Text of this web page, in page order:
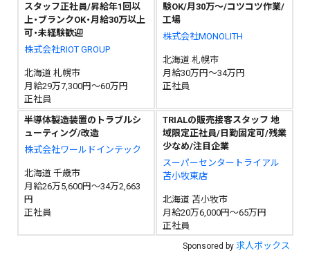
スタッフ正社員/昇給年1回以
上・ブランクOK・月給30万以上
可・未経験歓迎
株式会社RIOT GROUP
北海道 札幌市
月給29万7,300円～60万円
正社員
験OK/月30万～/コツコツ作業/
工場
株式会社MONOLITH
北海道 札幌市
月給30万円～34万円
正社員
半導体製造装置のトラブルシ
ューティング/改造
株式会社ワールドインテック
北海道 千歳市
月給26万5,600円～34万2,663
円
正社員
TRIALの販売接客スタッフ 地
域限定正社員/日勤固定可/残業
少なめ/注目企業
スーパーセンタートライアル
苫小牧東店
北海道 苫小牧市
月給20万6,000円～65万円
正社員
Sponsored by 求人ボックス